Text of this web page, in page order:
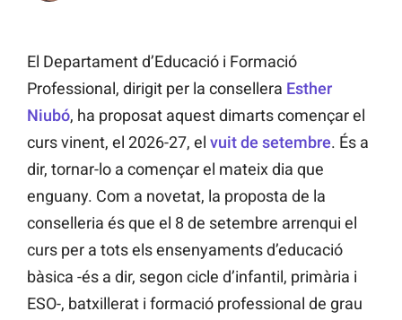
El Departament d’Educació i Formació
Professional, dirigit per la consellera Esther
Niubó, ha proposat aquest dimarts començar el
curs vinent, el 2026-27, el vuit de setembre. És a
dir, tornar-lo a començar el mateix dia que
enguany. Com a novetat, la proposta de la
conselleria és que el 8 de setembre arrenqui el
curs per a tots els ensenyaments d’educació
bàsica -és a dir, segon cicle d’infantil, primària i
ESO-, batxillerat i formació professional de grau